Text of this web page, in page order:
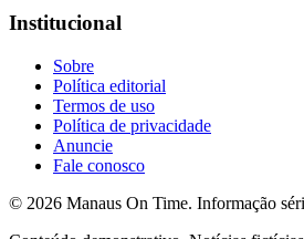
Institucional
Sobre
Política editorial
Termos de uso
Política de privacidade
Anuncie
Fale conosco
© 2026 Manaus On Time. Informação